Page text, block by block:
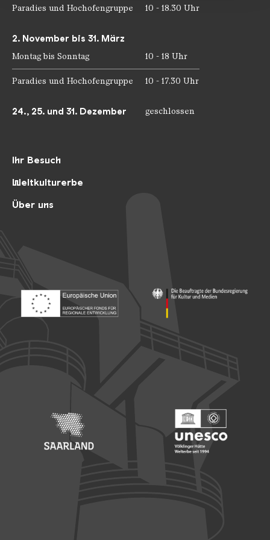
Ihr Besuch
Weltkulturerbe
Über uns
Paradies und Hochofengruppe 10 - 18.30 Uhr
2. November bis 31. März
Montag bis Sonntag 10 - 18 Uhr
Paradies und Hochofengruppe 10 - 17.30 Uhr
24., 25. und 31. Dezember geschlossen